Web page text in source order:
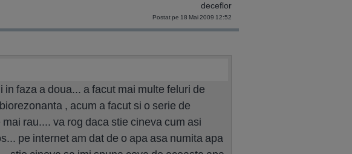
deceflor
Postat pe 18 Mai 2009 12:52
faza a doua... a facut mai multe feluri de
, acum a facut si o serie de
rau.... va rog daca stie cineva cum asi
pe internet am dat de o apa asa numita apa